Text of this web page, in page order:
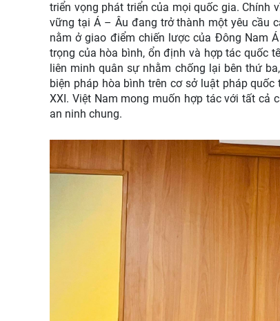
triển vọng phát triển của mọi quốc gia. Chính
vững tại Á – Âu đang trở thành một yêu cầu
nằm ở giao điểm chiến lược của Đông Nam
trọng của hòa bình, ổn định và hợp tác quốc
liên minh quân sự nhằm chống lại bên thứ
biện pháp hòa bình trên cơ sở luật pháp
XXI. Việt Nam mong muốn hợp tác với tất cả
an ninh chung.